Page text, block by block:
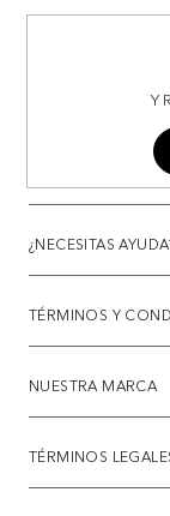
Y
¿NECESITAS
TÉRMINOS Y
NUESTRA MARCA
TÉRMINOS